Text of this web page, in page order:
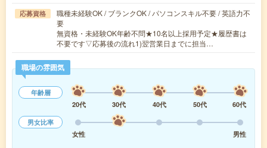
応募資格
職種未経験OK / ブランクOK / パソコンスキル不要 / 英語力不
要
無資格・未経験OK年齢不問★10名以上採用予定★履歴書は
不要です▽応募後の流れ1)翌営業日までに担当…
職場の雰囲気
年齢層
20代
30代 40代 50代
60代
男女比率
女性
男性